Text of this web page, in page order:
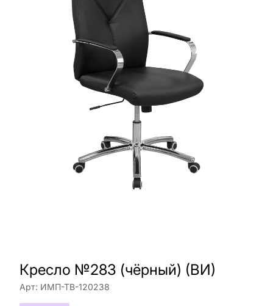
Кресло №283 (чёрный) (ВИ)
Арт: ИМП-ТВ-120238